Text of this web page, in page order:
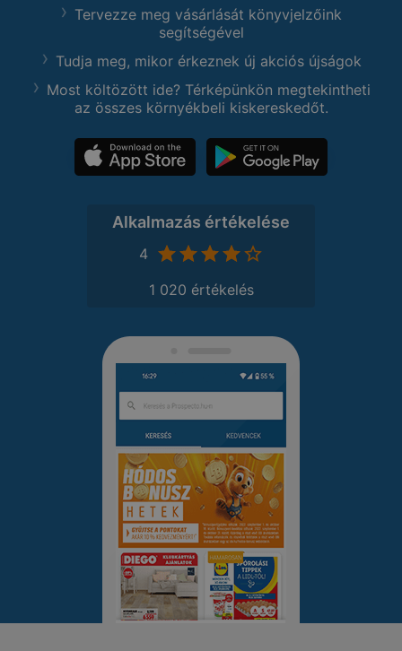
Tervezze meg vásárlását könyvjelzőink
segítségével
Tudja meg, mikor érkeznek új akciós újságok
Most költözött ide? Térképünkön megtekintheti
az összes környékbeli kiskereskedőt.
Alkalmazás értékelése
4
1 020 értékelés